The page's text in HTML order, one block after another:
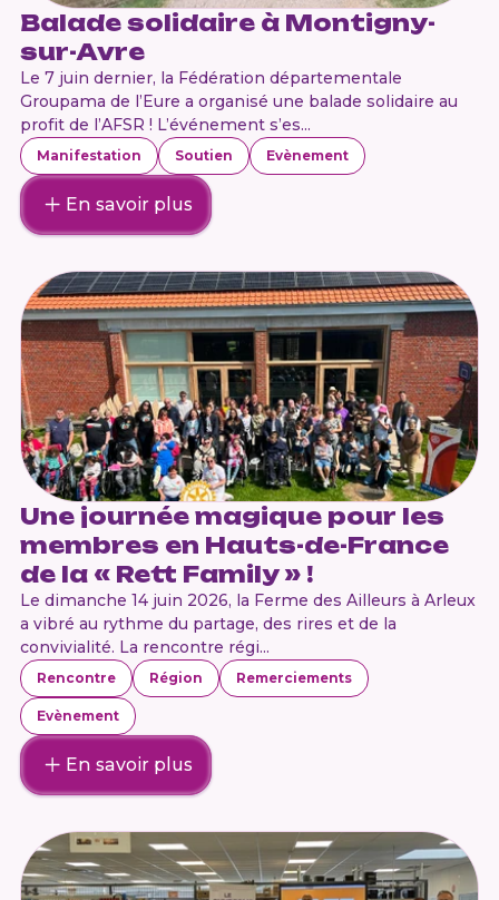
Balade solidaire à Montigny-
sur-Avre
Le 7 juin dernier, la Fédération départementale
Groupama de l’Eure a organisé une balade solidaire au
profit de l’AFSR ! L’événement s’es...
Manifestation Soutien Evènement
En savoir plus
Une journée magique pour les
membres en Hauts-de-France
de la « Rett Family » !
Le dimanche 14 juin 2026, la Ferme des Ailleurs à Arleux
a vibré au rythme du partage, des rires et de la
convivialité. La rencontre régi...
Rencontre Région Remerciements
Evènement
En savoir plus